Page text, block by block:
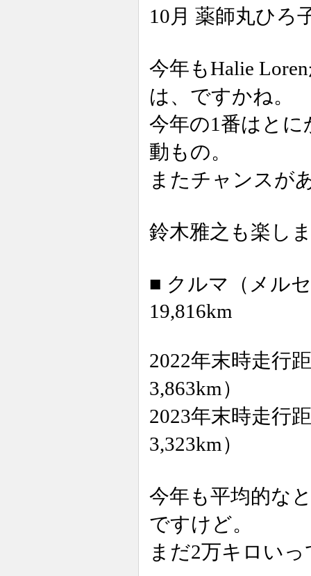
10月 薬師丸ひろ
今年もHalie
は、ですかね。
今年の1番はと
動もの。
またチャンスが
鈴木雅之も楽し
■ クルマ（メル
19,816km
2022年末時走行
3,863km）
2023年末時走行
3,323km）
今年も平均的な
ですけど。
まだ2万キロい